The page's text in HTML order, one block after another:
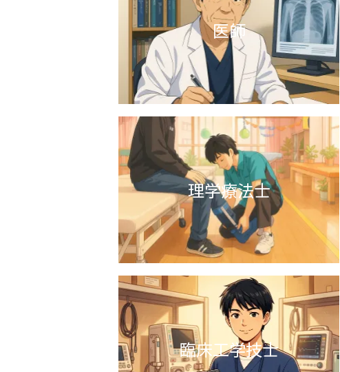
就職説明会
看護職員奨学金制度
医師
理学療法士
臨床工学技士